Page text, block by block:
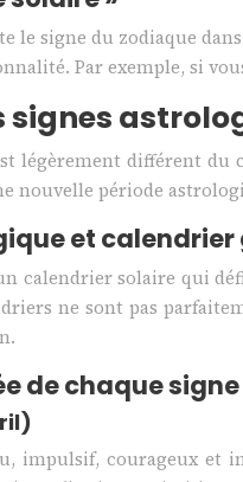
le signe du zodiaque
Par exemple, si
signes
légèrement différent du
nouvelle période
et calendrier
calendrier solaire qui
ne sont pas
de chaque
impulsif, courageux et